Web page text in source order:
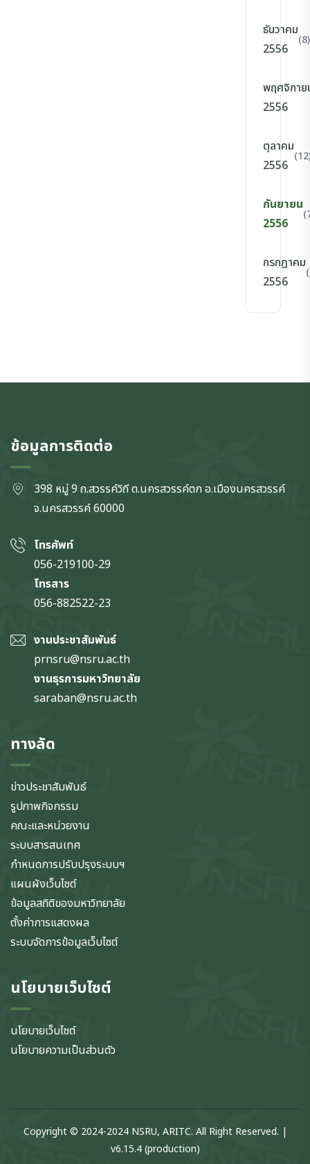
ธันวาคม
2556
(8)
พฤศจิกาย
2556
ตุลาคม
2556
กันยายน
2556
กรกฎาคม
2556
ข้อมูลการติดต่อ
398 หมู่ 9 ถ.สวรรค์วิถี ต.นครสวรรค์ตก อ.เมืองนครสวรรค์
จ.นครสวรรค์60000
โทรศัพท์
056-219100-29
โทรสาร
056-882522-23
งานประชาสัมพันธ์
prnsru@nsru.ac.th
งานธุรการมหาวิทยาลัย
saraban@nsru.ac.th
ทางลัด
ข่าวประชาสัมพันธ์
รูปภาพกิจกรรม
คณะและหน่วยงาน
ระบบสารสนเทศ
กำหนดการปรับปรุงระบบฯ
แผนผังเว็บไซต์
ข้อมูลสถิติของมหาวิทยาลัย
ตั้งค่าการแสดงผล
ระบบจัดการข้อมูลเว็บไซต์
นโยบายเว็บไซต์
นโยบายเว็บไซต์
นโยบายความเป็นส่วนตัว
Copyright © 2024-2024 NSRU, ARITC. All Right Reserved. |
v6.15.4 (production)